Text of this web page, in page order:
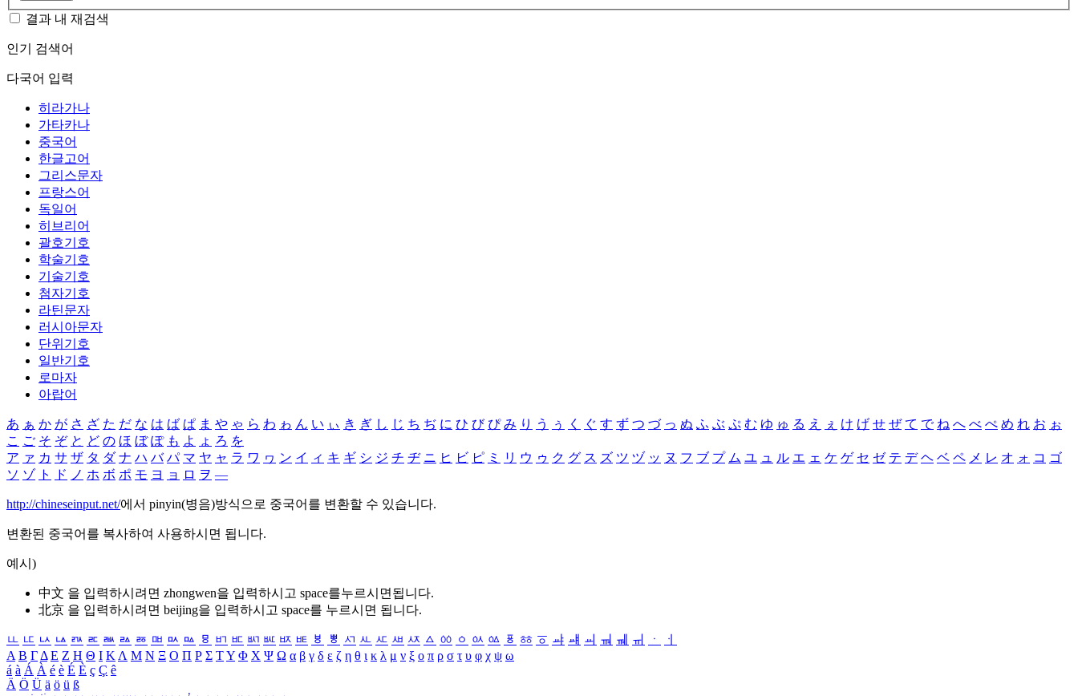
결과 내 재검색
인기 검색어
다국어 입력
히라가나
가타카나
중국어
한글고어
그리스문자
프랑스어
독일어
히브리어
괄호기호
학술기호
기술기호
첨자기호
라틴문자
러시아문자
단위기호
일반기호
로마자
아랍어
あ ぁ か が さ ざ た だ な は ば ぱ ま や ゃ ら わ ゎ ん い ぃ き ぎ し じ ち ぢ に ひ び ぴ み り う ぅ く ぐ す ず つ づ っ ぬ ふ ぶ ぷ む ゆ ゅ る え ぇ け げ せ ぜ て で ね へ べ ぺ め れ お ぉ
こ ご そ ぞ と ど の ほ ぼ ぽ も よ ょ ろ を
ア ァ カ サ ザ タ ダ ナ ハ バ パ マ ヤ ャ ラ ワ ヮ ン イ ィ キ ギ シ ジ チ ヂ ニ ヒ ビ ピ ミ リ ウ ゥ ク グ ス ズ ツ ヅ ッ ヌ フ ブ プ ム ユ ュ ル エ ェ ケ ゲ セ ゼ テ デ ヘ ベ ペ メ レ オ ォ コ ゴ
ソ ゾ ト ド ノ ホ ボ ポ モ ヨ ョ ロ ヲ ―
http://chineseinput.net/에서 pinyin(병음)방식으로 중국어를 변환할 수 있습니다.
변환된 중국어를 복사하여 사용하시면 됩니다.
예시)
中文 을 입력하시려면 zhongwen을 입력하시고 space를누르시면됩니다.
北京 을 입력하시려면 beijing을 입력하시고 space를 누르시면 됩니다.
ㅥ ㅦ ㅧ ㅨ ㅩ ㅪ ㅫ ㅬ ㅭ ㅮ ㅯ ㅰ ㅱ ㅲ ㅳ ㅴ ㅵ ㅶ ㅷ ㅸ ㅹ ㅺ ㅻ ㅼ ㅽ ㅾ ㅿ ㆀ ㆁ ㆂ ㆃ ㆄ ㆅ ㆆ ㆇ ㆈ ㆉ ㆊ ㆋ ㆌ ㆍ
ㆎ
Α Β ΓΔ Ε Ζ Η Θ Ι ΚΛ Μ Ν Ξ Ο Π Ρ Σ ΤΥ Φ Χ Ψ Ω α β γ δ ε ζ η θ ι κ λ μ ν ξ ο π ρ σ τ υ φ χ ψ ω
á à Á À é è É È ç Ç ê
Ä Ö Ü ä ö ü ß